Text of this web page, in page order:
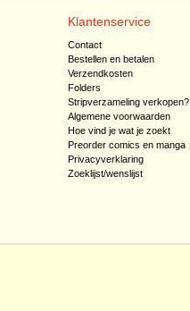
Klantenservice
Contact
Bestellen en betalen
Verzendkosten
Folders
Stripverzameling verkopen?
Algemene voorwaarden
Hoe vind je wat je zoekt
Preorder comics en manga
Privacyverklaring
Zoeklijst/wenslijst